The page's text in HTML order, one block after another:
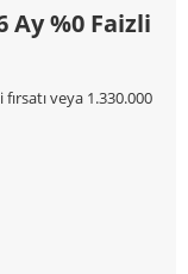
Ay %0 Faizli
veya 1.330.000